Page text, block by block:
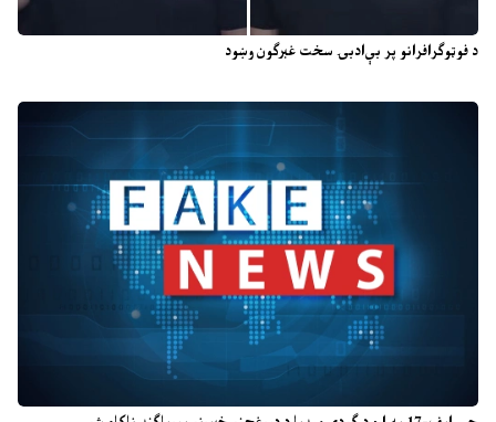
د فوټوګرافرانو پر بې‌ادبۍ سخت غبرګون وښود